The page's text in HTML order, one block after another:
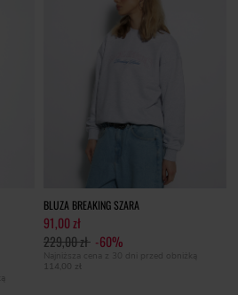
BLUZA BREAKING SZARA
91,00 zł
229,00 zł -60%
Najniższa cena z 30 dni przed obniżką
114,00 zł